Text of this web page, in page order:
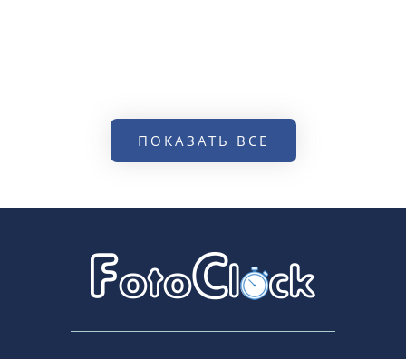
ПОКАЗАТЬ ВСЕ